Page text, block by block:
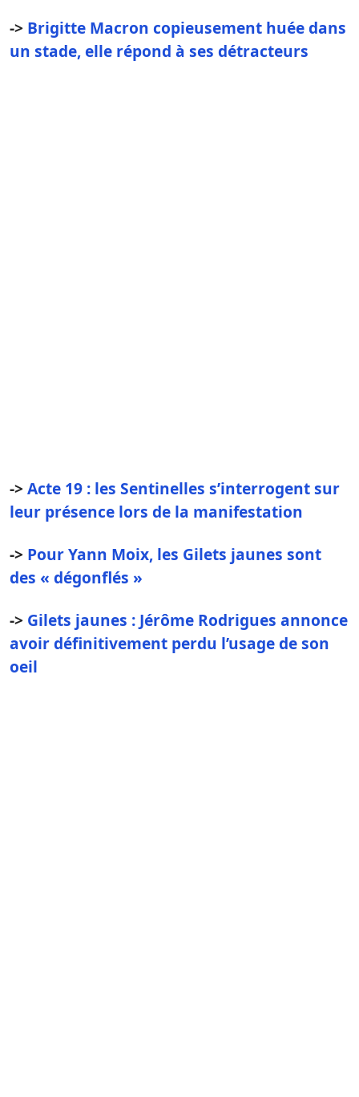
-> Brigitte Macron copieusement huée dans
un stade, elle répond à ses détracteurs
->Acte 19 : les Sentinelles s’interrogent sur
leur présence lors de la manifestation
-> Pour Yann Moix, les Gilets jaunes sont
des « dégonflés »
-> Gilets jaunes : Jérôme Rodrigues annonce
avoir définitivement perdu l’usage de son
oeil